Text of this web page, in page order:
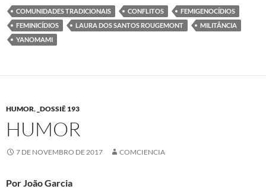
COMUNIDADES TRADICIONAIS CONFLITOS
FEMIGENOCÍDIOS
FEMINICÍDIOS
LAURA DOS SANTOS ROUGEMONT
MILITÂNCIA
YANOMAMI
HUMOR, _DOSSIÊ 193
HUMOR
7 DE NOVEMBRO DE 2017 COMCIENCIA
Por João Garcia